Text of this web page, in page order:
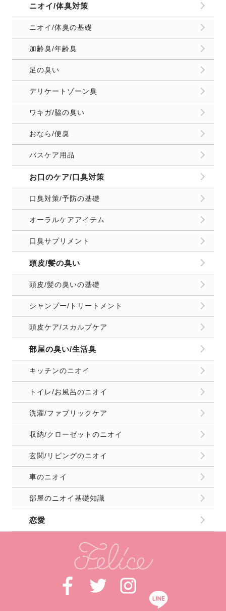
ニオイ/体臭対策
ニオイ/体臭の基礎
加齢臭/年齢臭
足の臭い
デリケートゾーン臭
ワキガ/脇の臭い
おなら/便臭
バスケア用品
お口のケア/口臭対策
口臭対策/予防の基礎
オーラルケアアイテム
口臭サプリメント
頭皮/髪の臭い
頭皮/髪の臭いの基礎
シャンプー/トリートメント
頭皮ケア/スカルプケア
部屋の臭い/生活臭
キッチンのニオイ
トイレ/お風呂のニオイ
洗濯/ファブリックケア
収納/クローゼットのニオイ
玄関/リビングのニオイ
車のニオイ
部屋のニオイ基礎知識
恋愛